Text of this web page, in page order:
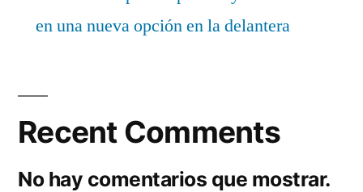
en una nueva opción en la delantera
Recent Comments
No hay comentarios que mostrar.